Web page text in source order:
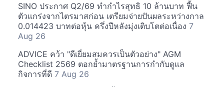
SINO ประกาศ Q2/69 ทำกำไรสุทธิ 10 ล้านบาท ฟื้น
ตัวแกร่งจากไตรมาสก่อน เตรียมจ่ายปันผลระหว่างกาล
0.014423 บาทต่อหุ้น ครึ่งปีหลังมุ่งเติบโตต่อเนื่อง 7
Aug 26
ADVICE คว้า "ดีเยี่ยมสมควรเป็นตัวอย่าง" AGM
Checklist 2569 ตอกย้ำมาตรฐานการกำกับดูแล
กิจการที่ดี 7 Aug 26